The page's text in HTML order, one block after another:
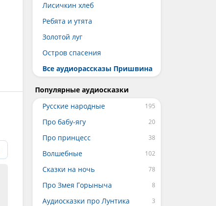
Лисичкин хлеб
Ребята и утята
Золотой луг
Остров спасения
Все аудиорассказы Пришвина
Популярные аудиосказки
Русские народные
Про бабу-ягу
Про принцесс
Волшебные
Сказки на ночь
Про Змея Горыныча
Аудиосказки про Лунтика